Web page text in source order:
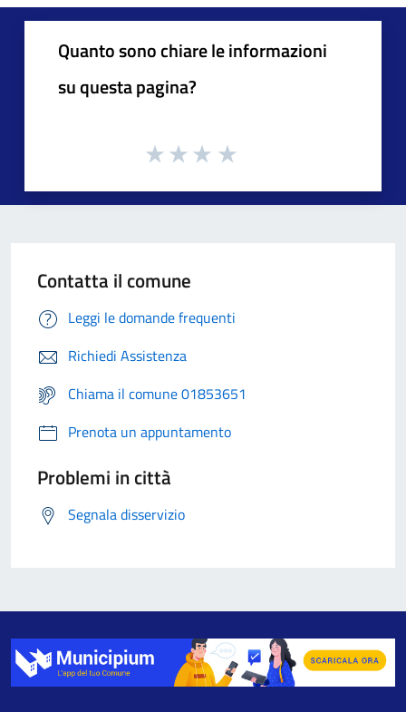
Quanto sono chiare le informazioni
su questa pagina?
Contatta il comune
Leggi le domande frequenti
Richiedi Assistenza
Chiama il comune 01853651
Prenota un appuntamento
Problemi in città
Segnala disservizio